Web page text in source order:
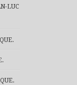
LUC